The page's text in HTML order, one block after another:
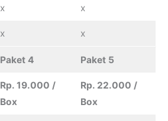
x x
x x
Paket 4 Paket 5
Rp. 19.000 /
Box
Rp. 22.000 /
Box